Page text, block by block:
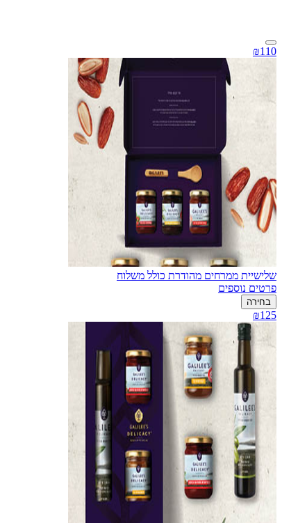
₪110
שלישיית ממרחים מהודרת כולל משלוח
פרטים נוספים
בחירה
₪125